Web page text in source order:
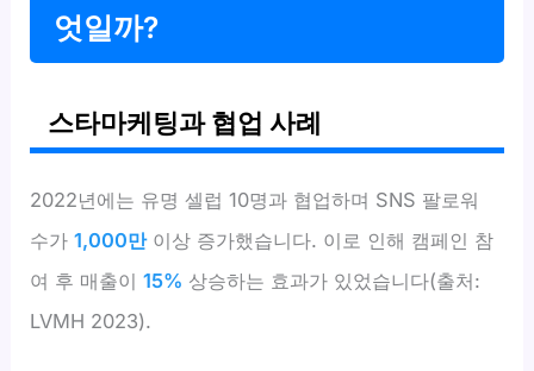
엇일까?
스타마케팅과 협업 사례
2022년에는 유명 셀럽 10명과 협업하며 SNS 팔로워
수가1,000만이상 증가했습니다. 이로 인해 캠페인 참
여 후 매출이15% 상승하는 효과가 있었습니다(출처:
LVMH 2023).